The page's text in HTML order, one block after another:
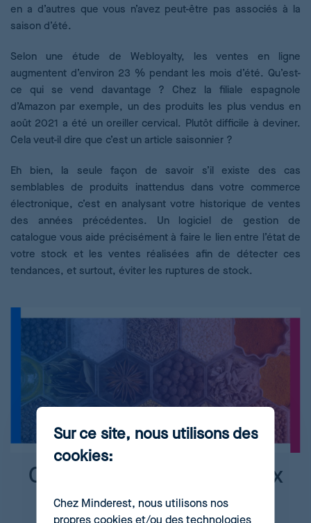
en a d’autres que vous n’avez peut-être pas associés à la
saison d’été.
Selon une étude de Webloyalty, les ventes en ligne
augmentent d’environ 23 % pendant les mois d’été. Qu’est-
ce qui se vend davantage ? Chez la filiale espagnole
d’Amazon par exemple, un des produits les plus vendus en
août 2021 a été un oreiller cervical. Plutôt difficile à deviner.
Cela veut-il dire que c’est un article saisonnier ?
Eh bien, la seule façon de savoir s’il existe des cas
semblables de produits inattendus dans votre commerce
électronique, c’est en analysant votre historique de ventes
des années précédentes. Un logiciel de gestion de
catalogue vous aide précisément à faire le lien entre l’état de
votre stock et les ventes réalisées afin de détecter ces
tendances, et surtout, éviter les ruptures de stock.
Comment calculer un prix
saisonnier
Sur ce site, nous utilisons des
cookies:
Chez Minderest, nous utilisons nos
propres cookies et/ou des technologies